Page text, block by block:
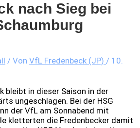
nach Sieg bei
/ Von VfL Fredenbeck (JP) / 10.
bleibt in dieser Saison in der
ungeschlagen. Bei der HSG
der VfL am Sonnabend mit
kletterten die Fredenbecker damit